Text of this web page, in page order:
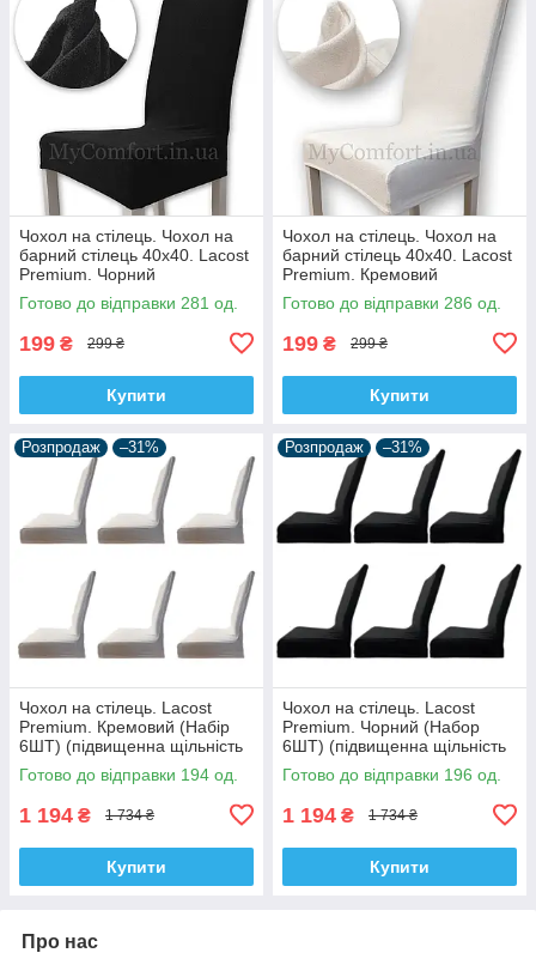
Чохол на стілець. Чохол на
барний стілець 40х40. Lacost
Premium. Чорний
(підвищенна щільність 290
гр/м², Туреччина)
Готово до відправки 281 од.
199 ₴ 299 ₴
Купити
Чохол на стілець. Чохол на
барний стілець 40х40. Lacost
Premium. Кремовий
(підвищенна щільність 290
гр/м², Туреччина)
Готово до відправки 286 од.
199 ₴ 299 ₴
Купити
Розпродаж –31%
Чохол на стілець. Lacost
Premium. Кремовий (Набір
6ШТ) (підвищенна щільність
290 гр/м², Туреччина)
Готово до відправки 194 од.
1 194 ₴ 1 734 ₴
Купити
Розпродаж –31%
Чохол на стілець. Lacost
Premium. Чорний (Набор
6ШТ) (підвищенна щільність
290 гр/м², Туреччина)
Готово до відправки 196 од.
1 194 ₴ 1 734 ₴
Купити
Про нас